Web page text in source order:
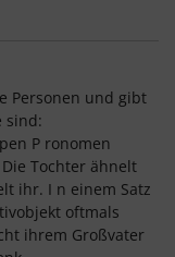
Personen und gibt
sind:
P ronomen
Tochter ähnelt
ihr. I n einem Satz
oftmals
ihrem Großvater